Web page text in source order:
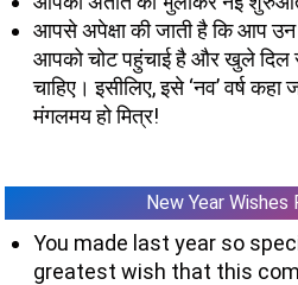
आपसे अपेक्षा की जाती है कि आप उन
आपको चोट पहुंचाई है और खुले दिल से
चाहिए। इसीलिए, इसे ‘नव’ वर्ष
मंगलमय हो मित्र!
New Year Wishes
You made last year so
greatest wish that this